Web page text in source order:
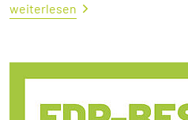
weiterlesen